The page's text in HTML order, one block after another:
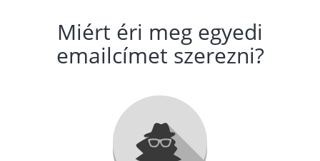
Miért éri meg egyedi
emailcímet szerezni?